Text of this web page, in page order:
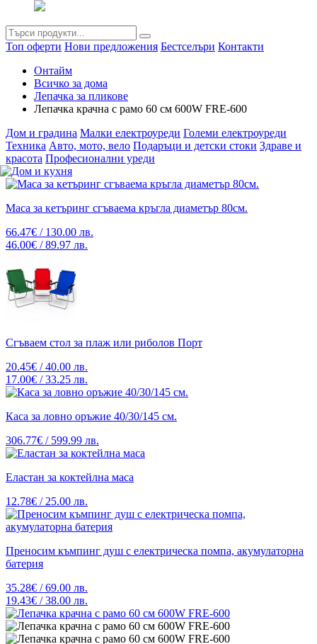
Топ оферти Нови предложения Бестселъри Контакти
Онтайм
Всичко за дома
Лепачка за пликове
Лепачка крачна с рамо 60 см 600W FRE-600
Дом и градина Малки електроуреди Големи електроуреди
Техника Авто, мото, вело Подаръци и детски стоки Здраве и
красота Професионални уреди
Маса за кетъринг сгъваема кръгла диаметър 80см.
66.47€ / 130.00 лв.
46.00€ / 89.97 лв.
Сгъваем стол за плаж или риболов Порт
20.45€ / 40.00 лв.
17.00€ / 33.25 лв.
Каса за ловно оръжие 40/30/145 см.
306.77€ / 599.99 лв.
Еластан за коктейлна маса
12.78€ / 25.00 лв.
Преносим къмпинг душ с електрическа помпа, акумулаторна
батерия
35.28€ / 69.00 лв.
19.43€ / 38.00 лв.